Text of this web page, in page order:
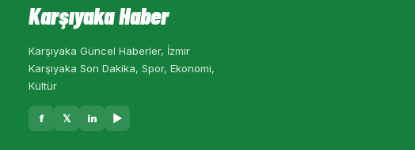
Karşıyaka Haber
Karşıyaka Güncel Haberler, İzmir
Karşıyaka Son Dakika, Spor, Ekonomi,
Kültür
f 𝕏 in ▶